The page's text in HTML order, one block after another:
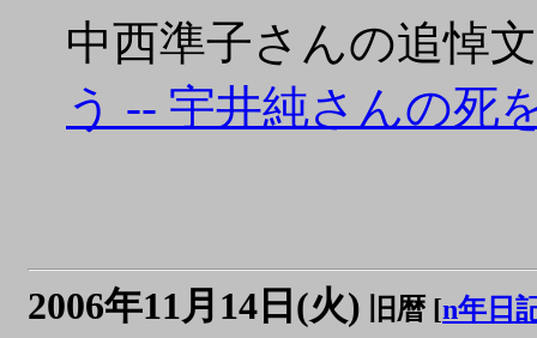
中西準子さんの追悼
う -- 宇井純さんの死
2006年11月14日(火) 旧暦 [n年日